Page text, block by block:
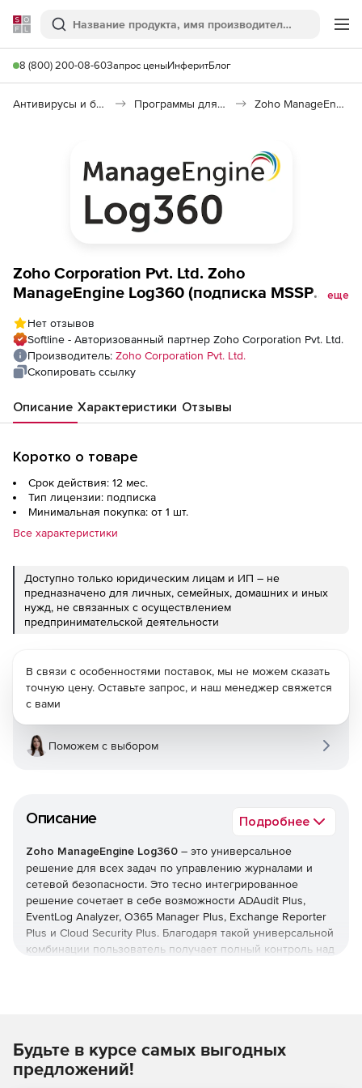
Softline
Поиск
8 (800) 200-08-60Запрос ценыИнферитБлог
Антивирусы и безопасность Программы для защиты информации Zoho ManageEngine Log360
Zoho Corporation Pvt. Ltd. Zoho
ManageEngine Log360 (подписка MSSP
1000 Windows Servers
еще
Нет отзывов
Softline - Авторизованный партнер Zoho Corporation Pvt. Ltd.
Производитель: Zoho Corporation Pvt. Ltd.
Скопировать ссылку
Описание Характеристики Отзывы
Коротко о товаре
Срок действия: 12 мес.
Тип лицензии: подписка
Минимальная покупка: от 1 шт.
Все характеристики
Доступно только юридическим лицам и ИП – не
предназначено для личных, семейных, домашних и иных
нужд, не связанных с осуществлением
предпринимательской деятельности
Описание Подробнее
Zoho ManageEngine Log360 – это универсальное
решение для всех задач по управлению журналами и
сетевой безопасности. Это тесно интегрированное
решение сочетает в себе возможности ADAudit Plus,
EventLog Analyzer, O365 Manager Plus, Exchange Reporter
Plus и Cloud Security Plus. Благодаря такой универсальной
комбинации пользователь получает полный контроль над
Основные возможности:
В связи с особенностями поставок, мы не можем сказать
точную цену. Оставьте запрос, и наш менеджер свяжется
с вами
Поможем с выбором
Будьте в курсе самых выгодных
предложений!